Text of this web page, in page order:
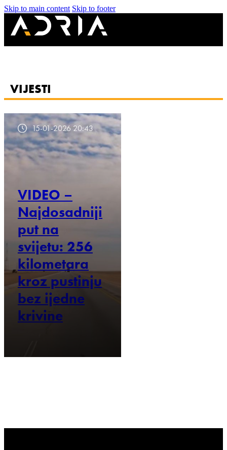
Skip to main content Skip to footer
VIJESTI
15-01-2026 20:43
VIDEO –
Najdosadniji
put na
svijetu: 256
kilometara
kroz pustinju
bez ijedne
krivine